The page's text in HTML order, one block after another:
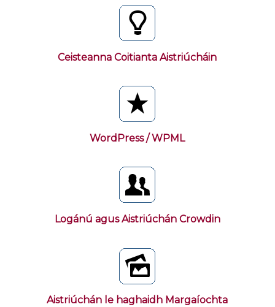
Ceisteanna Coitianta Aistriúcháin
WordPress / WPML
Logánú agus Aistriúchán Crowdin
Aistriúchán le haghaidh Margaíochta